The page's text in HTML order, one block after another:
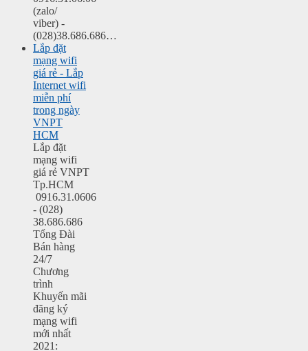
(zalo/
viber) -
(028)38.686.686…
Lắp đặt
mạng wifi
giá rẻ - Lắp
Internet wifi
miễn phí
trong ngày
VNPT
HCM
Lắp đặt
mạng wifi
giá rẻ VNPT
Tp.HCM
0916.31.0606
- (028)
38.686.686
Tổng Đài
Bán hàng
24/7
Chương
trình
Khuyến mãi
đăng ký
mạng wifi
mới nhất
2021: